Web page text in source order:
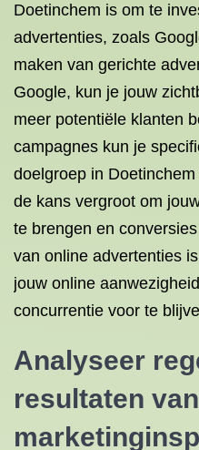
Doetinchem is om te
advertenties, zoals
maken van gerichte
Google, kun je jouw
meer potentiële klanten
campagnes kun je
doelgroep in
de kans vergroot om
te brengen en
van online advertenties
jouw online
concurrentie voor te
Analyseer
resultaten